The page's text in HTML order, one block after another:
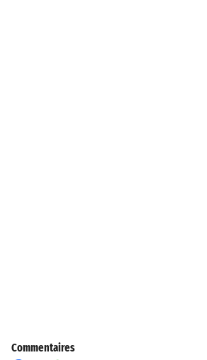
Commentaires